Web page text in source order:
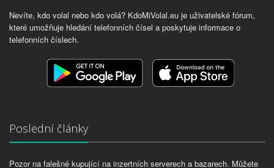
Nevíte, kdo volal nebo kdo volá? KdoMiVolal.eu je uživatelské fórum,
které umožňuje hledání telefonních čísel a poskytuje informace o
telefonních číslech.
Poslední články
Pozor na falešné kupující na inzertních serverech a bazarech. Můžete